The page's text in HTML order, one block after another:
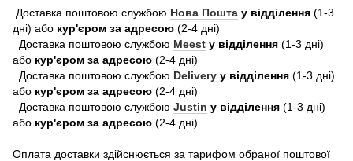
Доставка поштовою службою Нова Пошта у відділення (1-3
дні) або кур'єром за адресою (2-4 дні)
Доставка поштовою службою Meest у відділення (1-3 дні)
або кур'єром за адресою (2-4 дні)
Доставка поштовою службою Delivery у відділення (1-3 дні)
або кур'єром за адресою (2-4 дні)
Доставка поштовою службою Justin у відділення (1-3 дні)
або кур'єром за адресою (2-4 дні)
Оплата доставки здійснюється за тарифом обраної поштової